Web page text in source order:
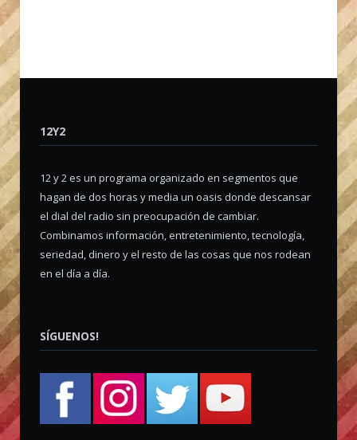
12Y2
12 y 2 es un programa organizado en segmentos que
hagan de dos horas y media un oasis donde descansar
el dial del radio sin preocupación de cambiar.
Combinamos información, entretenimiento, tecnología,
seriedad, dinero y el resto de las cosas que nos rodean
en el día a día.
SÍGUENOS!